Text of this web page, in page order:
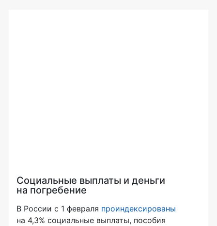
Социальные выплаты и деньги
на погребение
В России с 1 февраля проиндексированы
на 4,3% социальные выплаты, пособия